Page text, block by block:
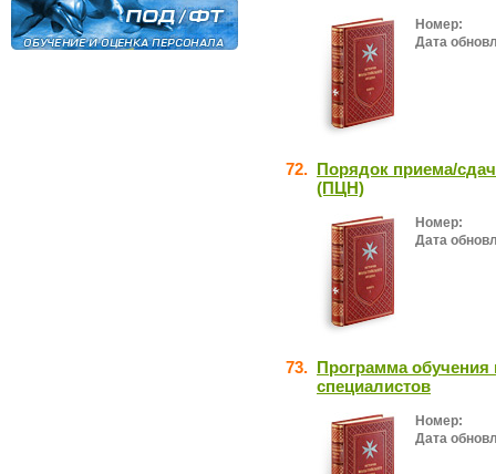
Номер:
Дата
72. Порядок приема/
(ПЦН)
Номер:
Дата
73. Программа обучения
специалистов
Номер:
Дата